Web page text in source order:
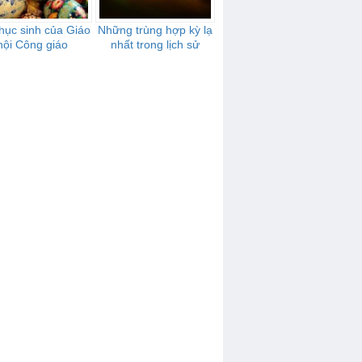
sinh của Giáo
Công giáo
Những trùng hợp kỳ lạ
nhất trong lịch sử